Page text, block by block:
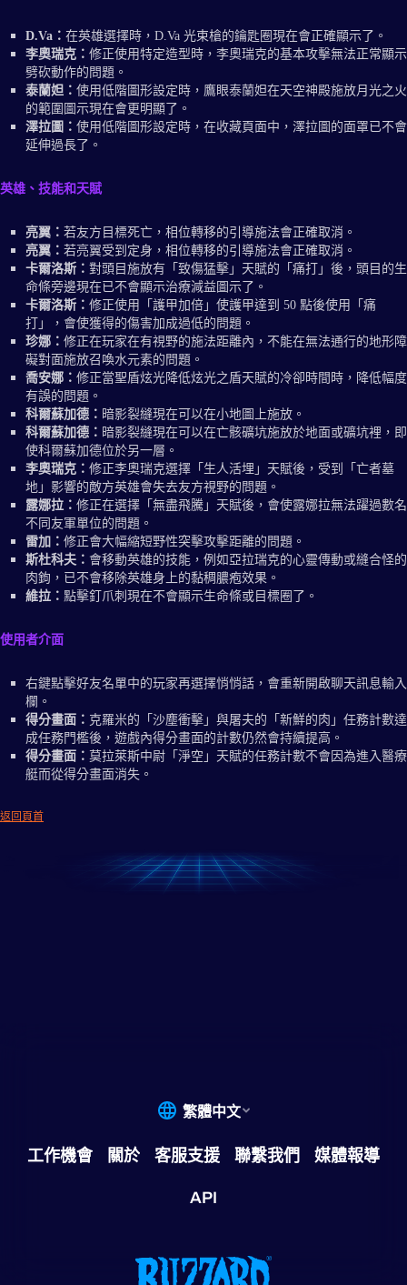
D.Va： 在英雄選擇時，D.Va 光束槍的鑰匙圈現在會正確顯示了。
李奧瑞克： 修正使用特定造型時，李奧瑞克的基本攻擊無法正常顯示
劈砍動作的問題。
泰蘭妲： 使用低階圖形設定時，鷹眼泰蘭妲在天空神殿施放月光之火
的範圍圖示現在會更明顯了。
澤拉圖： 使用低階圖形設定時，在收藏頁面中，澤拉圖的面罩已不會
延伸過長了。
英雄、技能和天賦
亮翼： 若友方目標死亡，相位轉移的引導施法會正確取消。
亮翼： 若亮翼受到定身，相位轉移的引導施法會正確取消。
卡爾洛斯： 對頭目施放有「致傷猛擊」天賦的「痛打」後，頭目的生
命條旁邊現在已不會顯示治療減益圖示了。
卡爾洛斯： 修正使用「護甲加倍」使護甲達到 50 點後使用「痛
打」，會使獲得的傷害加成過低的問題。
珍娜： 修正在玩家在有視野的施法距離內，不能在無法通行的地形障
礙對面施放召喚水元素的問題。
喬安娜： 修正當聖盾炫光降低炫光之盾天賦的冷卻時間時，降低幅度
有誤的問題。
科爾蘇加德： 暗影裂縫現在可以在小地圖上施放。
科爾蘇加德： 暗影裂縫現在可以在亡骸礦坑施放於地面或礦坑裡，即
使科爾蘇加德位於另一層。
李奧瑞克： 修正李奧瑞克選擇「生人活埋」天賦後，受到「亡者墓
地」影響的敵方英雄會失去友方視野的問題。
露娜拉： 修正在選擇「無盡飛騰」天賦後，會使露娜拉無法躍過數名
不同友軍單位的問題。
雷加： 修正會大幅縮短野性突擊攻擊距離的問題。
斯杜科夫： 會移動英雄的技能，例如亞拉瑞克的心靈傳動或縫合怪的
肉鉤，已不會移除英雄身上的黏稠膿疱效果。
維拉： 點擊釘爪刺現在不會顯示生命條或目標圈了。
使用者介面
右鍵點擊好友名單中的玩家再選擇悄悄話，會重新開啟聊天訊息輸入
欄。
得分畫面： 克羅米的「沙塵衝擊」與屠夫的「新鮮的肉」任務計數達
成任務門檻後，遊戲內得分畫面的計數仍然會持續提高。
得分畫面： 莫拉萊斯中尉「淨空」天賦的任務計數不會因為進入醫療
艇而從得分畫面消失。
返回頁首